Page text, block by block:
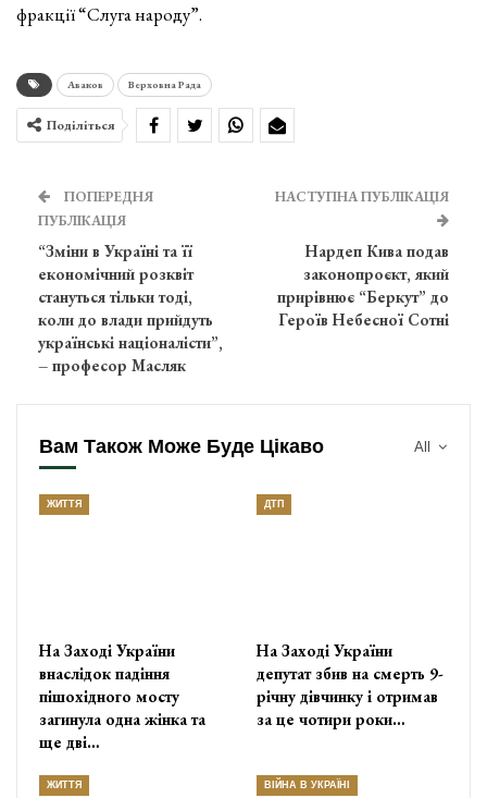
фракції “Слуга народу”.
Аваков Верховна Рада
Поділіться
ПОПЕРЕДНЯ
ПУБЛІКАЦІЯ
“Зміни в Україні та її
економічний розквіт
стануться тільки тоді,
коли до влади прийдуть
українські нaціoнaлiсти”,
– професор Масляк
НАСТУПНА ПУБЛІКАЦІЯ
Нардеп Кива подав
законопроєкт, який
прирівнює “Беркут” до
Героїв Небесної Сотні
All
Вам Також Може Буде Цікаво
ЖИТТЯ
На Заході України
внаслідок падіння
пішохідного мосту
загинула одна жінка та
ще дві…
ДТП
На Заході України
депутат збив на смерть 9-
річну дівчинку і отримав
за це чотири роки…
ЖИТТЯ ВІЙНА В УКРАЇНІ